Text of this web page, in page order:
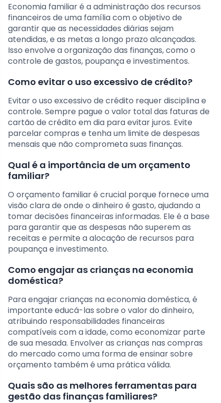
Economia familiar é a administração dos recursos
financeiros de uma família com o objetivo de
garantir que as necessidades diárias sejam
atendidas, e as metas a longo prazo alcançadas.
Isso envolve a organização das finanças, como o
controle de gastos, poupança e investimentos.
Como evitar o uso excessivo de crédito?
Evitar o uso excessivo de crédito requer disciplina e
controle. Sempre pague o valor total das faturas de
cartão de crédito em dia para evitar juros. Evite
parcelar compras e tenha um limite de despesas
mensais que não comprometa suas finanças.
Qual é a importância de um orçamento
familiar?
O orçamento familiar é crucial porque fornece uma
visão clara de onde o dinheiro é gasto, ajudando a
tomar decisões financeiras informadas. Ele é a base
para garantir que as despesas não superem as
receitas e permite a alocação de recursos para
poupança e investimento.
Como engajar as crianças na economia
doméstica?
Para engajar crianças na economia doméstica, é
importante educá-las sobre o valor do dinheiro,
atribuindo responsabilidades financeiras
compatíveis com a idade, como economizar parte
de sua mesada. Envolver as crianças nas compras
do mercado como uma forma de ensinar sobre
orçamento também é uma prática válida.
Quais são as melhores ferramentas para
gestão das finanças familiares?